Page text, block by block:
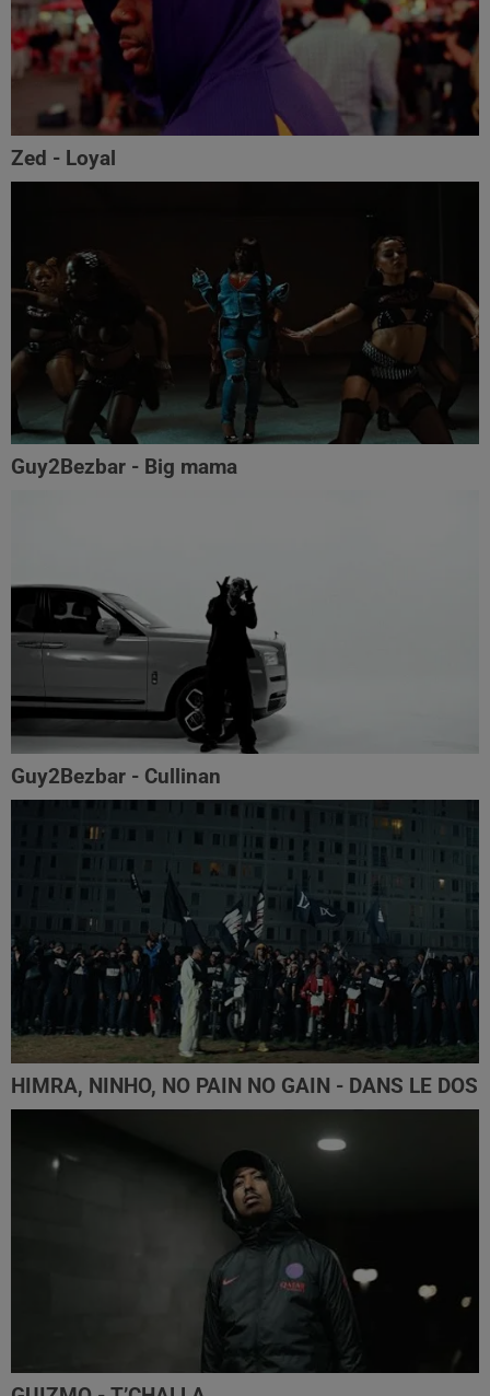
Zed - Loyal
Guy2Bezbar - Big mama
Guy2Bezbar - Cullinan
HIMRA, NINHO, NO PAIN NO GAIN - DANS LE DOS